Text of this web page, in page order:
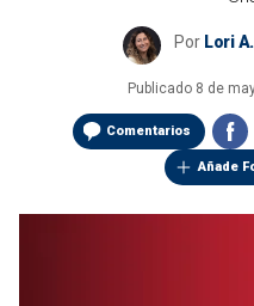
Por Lori
Publicado 8 de
Comentarios
Añade